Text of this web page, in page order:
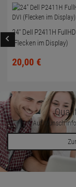
24" Dell P2411H
(Flecken im Display)
20,00 €
Auf Wunsch